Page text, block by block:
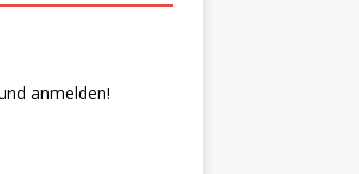
anmelden!